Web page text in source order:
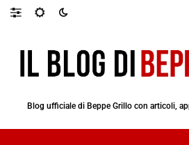
Blog ufficiale di Beppe Grillo con articoli,